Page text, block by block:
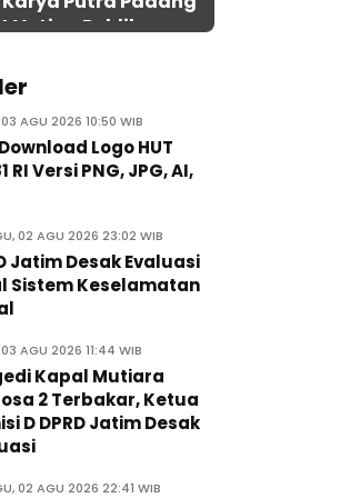
Voting Publik
03 AGU 2026 10:50 WIB
Logo HUT
RI Versi PNG, JPG, AI,
02 AGU 2026 23:02 WIB
Jatim Desak Evaluasi
Sistem Keselamatan
03 AGU 2026 11:44 WIB
Kapal Mutiara
2 Terbakar, Ketua
D DPRD Jatim Desak
02 AGU 2026 22:41 WIB